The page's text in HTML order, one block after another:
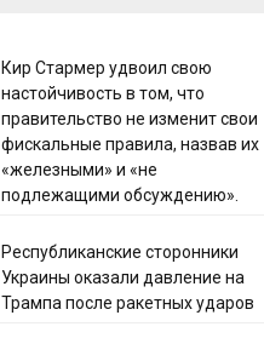
Кир Стармер удвоил свою
настойчивость в том, что
правительство не изменит свои
фискальные правила, назвав их
«железными» и «не
подлежащими обсуждению».
Республиканские сторонники
Украины оказали давление на
Трампа после ракетных ударов